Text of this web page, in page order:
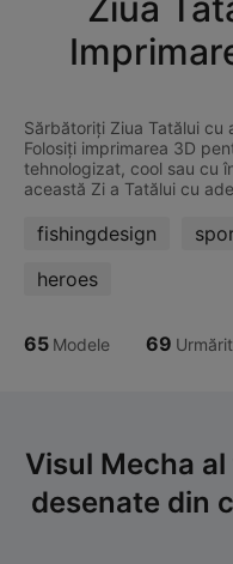
Sărbătoriți Ziua Tatălui cu
Folosiți imprimarea 3D
tehnologizat, cool sau cu
fishingdesign
heroes
65 Modele 69
Visul Mecha
desenate din